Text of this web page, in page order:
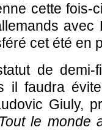
cette fois-
avec
cet été en
de demi-
il faudra
Giuly,
le monde